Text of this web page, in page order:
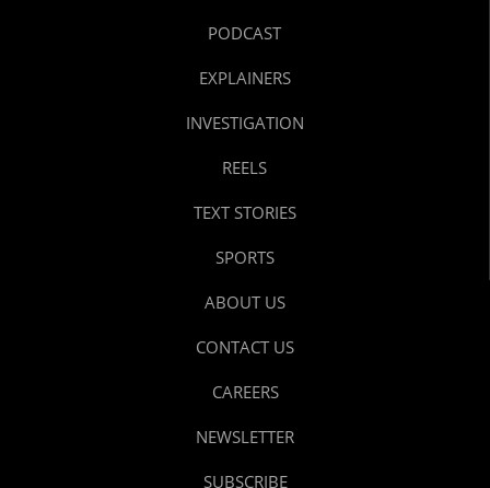
PODCAST
EXPLAINERS
INVESTIGATION
REELS
TEXT STORIES
SPORTS
ABOUT US
CONTACT US
CAREERS
NEWSLETTER
SUBSCRIBE